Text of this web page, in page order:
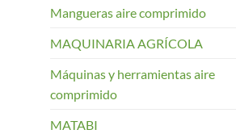
Mangueras aire comprimido
MAQUINARIA AGRÍCOLA
Máquinas y herramientas aire
comprimido
MATABI